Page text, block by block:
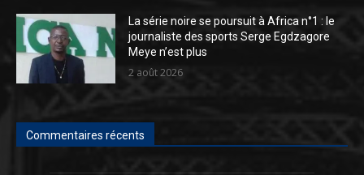
La série noire se poursuit à Africa n°1 : le
journaliste des sports Serge Egdzagore
Meye n’est plus
2 août 2026
Commentaires récents